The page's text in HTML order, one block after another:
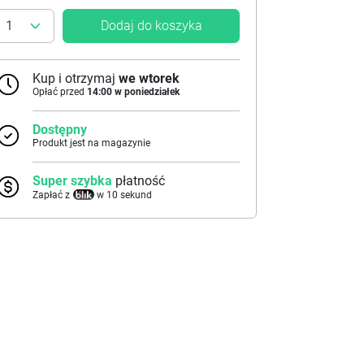
Dodaj do koszyka
Kup i otrzymajwe wtorek
Opłać przed 14:00 w poniedziałek
Dostępny
Produkt jest na magazynie
Super szybka płatność
Zapłać z w 10 sekund